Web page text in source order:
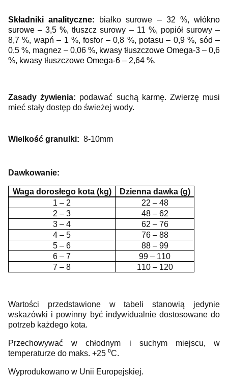
Składniki analityczne: białko surowe – 32 %,włókno
surowe – 3,5 %,tłuszcz surowy – 11 %, popiół surowy –
8,7 %, wapń – 1 %, fosfor – 0,8 %, potasu – 0,9 %, sód –
0,5 %, magnez – 0,06 %, kwasy tłuszczowe Omega-3 – 0,6
%, kwasy tłuszczowe Omega-6 – 2,64 %.
Zasady żywienia: podawać suchą karmę. Zwierzę musi
mieć stały dostęp do świeżej wody.
Wielkość granulki: 8-10mm
Dawkowanie:
Waga dorosłego kota (kg)
Dzienna dawka (g)
1 – 2
22 – 48
2 – 3
48 – 62
3 – 4
62 – 76
4 – 5
76 – 88
5 – 6
88 – 99
6 – 7
99 – 110
7 – 8
110 – 120
Wartości przedstawione w tabeli stanowią jedynie
wskazówki i powinny być indywidualnie dostosowane do
potrzeb każdego kota.
Przechowywać w chłodnym i suchym miejscu, w
temperaturze do maks. +25 ⁰C.
Wyprodukowano w Unii Europejskiej.